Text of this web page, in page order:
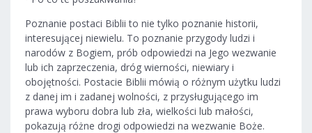
Poznanie postaci Biblii to nie tylko poznanie historii,
interesującej niewielu. To poznanie przygody ludzi i
narodów z Bogiem, prób odpowiedzi na Jego wezwanie
lub ich zaprzeczenia, dróg wierności, niewiary i
obojętności. Postacie Biblii mówią o różnym użytku ludzi
z danej im i zadanej wolności, z przysługującego im
prawa wyboru dobra lub zła, wielkości lub małości,
pokazują różne drogi odpowiedzi na wezwanie Boże.